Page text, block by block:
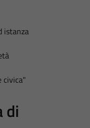
istanza
civica"
di